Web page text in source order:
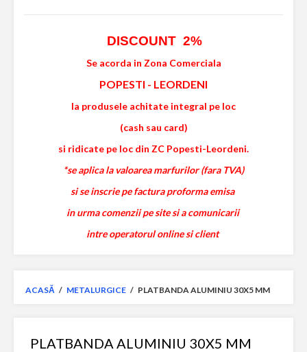
DISCOUNT 2%
Se acorda in Zona Comerciala
POPESTI - LEORDENI
la produsele achitate integral pe loc
(cash sau card)
si ridicate pe loc din ZC Popesti-Leordeni.
*se aplica la valoarea marfurilor (fara TVA)
si se inscrie pe factura proforma emisa
in urma comenzii pe site si a comunicarii
intre operatorul online si client
ACASĂ / METALURGICE / PLATBANDA ALUMINIU 30X5 MM
PLATBANDA ALUMINIU 30X5 MM